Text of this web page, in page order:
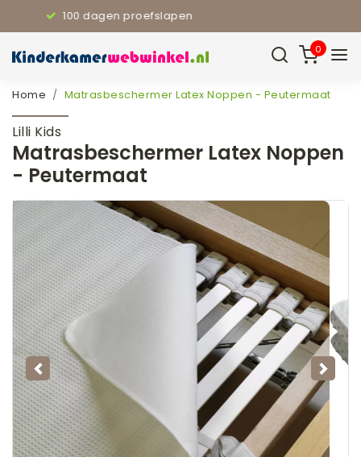
110% Laagste prijsgarantie
0
Home Matrasbeschermer Latex Noppen - Peutermaat
Lilli Kids
Matrasbeschermer Latex Noppen
- Peutermaat
Vorige